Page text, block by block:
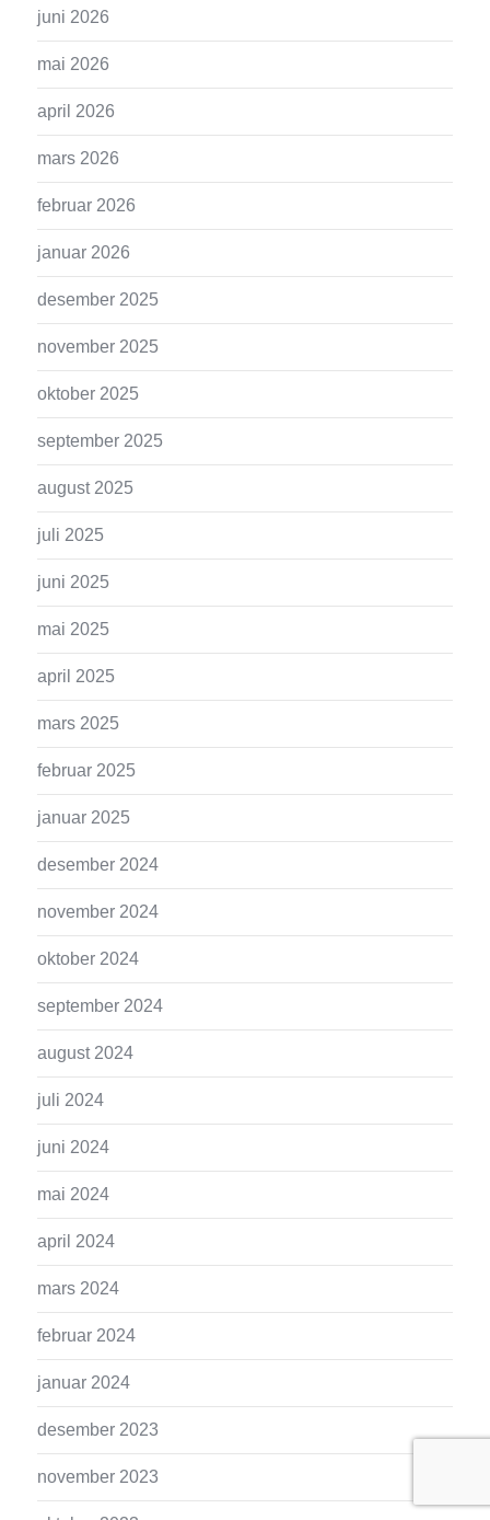
juni 2026
mai 2026
april 2026
mars 2026
februar 2026
januar 2026
desember 2025
november 2025
oktober 2025
september 2025
august 2025
juli 2025
juni 2025
mai 2025
april 2025
mars 2025
februar 2025
januar 2025
desember 2024
november 2024
oktober 2024
september 2024
august 2024
juli 2024
juni 2024
mai 2024
april 2024
mars 2024
februar 2024
januar 2024
desember 2023
november 2023